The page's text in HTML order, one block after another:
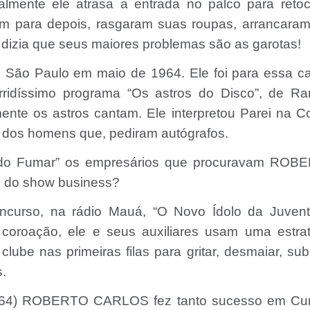
ele atrasa a entrada no palco para
para depois, rasgaram suas roupas,
que seus maiores problemas são as garotas!
Paulo em maio de 1964. Ele foi para essa
programa “Os astros do Disco”, de
os astros cantam. Ele interpretou Parei na
homens que, pediram autógrafos.
Fumar” os empresários que procuravam
show business?
na rádio Mauá, “O Novo Ídolo da
ele e seus auxiliares usam uma
nas primeiras filas para gritar, desmaiar,
ROBERTO CARLOS fez tanto sucesso em